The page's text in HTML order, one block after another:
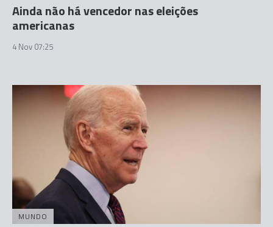
Ainda não há vencedor nas eleições
americanas
4 Nov 07:25
MUNDO